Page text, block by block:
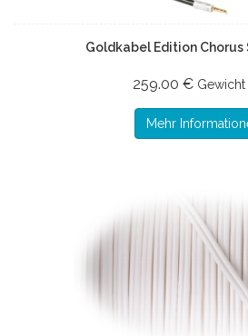
Goldkabel Edition
259.00 € Gewicht
Mehr